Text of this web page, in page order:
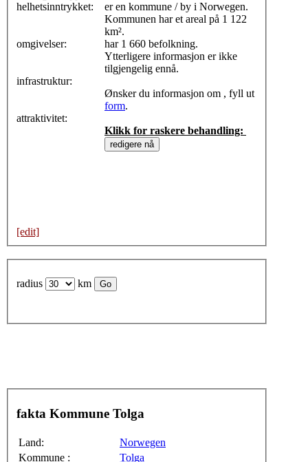
helhetsinntrykket:
omgivelser:
infrastruktur:
attraktivitet:
er en kommune / by i Norwegen.
Kommunen har et areal på 1 122
km².
har 1 660 befolkning.
Ytterligere informasjon er ikke
tilgjengelig ennå.
Ønsker du informasjon om , fyll ut
form.
Klikk for raskere behandling:
[edit]
radius km
fakta Kommune Tolga
Land:
Norwegen
Kommune :
Tolga